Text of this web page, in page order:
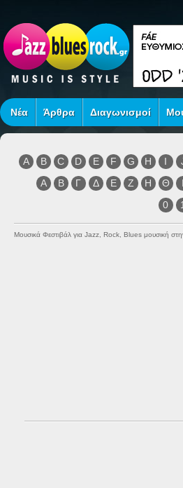
Νέα Άρθρα Διαγωνισμοί
A B C D E F G H I
Α
Β Γ Δ Ε Ζ Η Θ Ι
0
1
Μουσικά Φεστιβάλ για Jazz, Rock, Blues μουσική